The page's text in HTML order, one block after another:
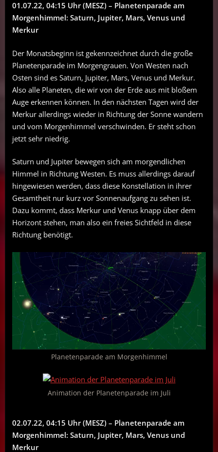
01.07.22, 04:15 Uhr (MESZ) – Planetenparade am
Morgenhimmel: Saturn, Jupiter, Mars, Venus und
Merkur
Der Monatsbeginn ist gekennzeichnet durch die große
Planetenparade im Morgengrauen. Von Westen nach
Osten sind es Saturn, Jupiter, Mars, Venus und Merkur.
Also alle Planeten, die wir von der Erde aus mit bloßem
Auge erkennen können. In den nächsten Tagen wird der
Merkur allerdings wieder in Richtung der Sonne wandern
und vom Morgenhimmel verschwinden. Er steht schon
jetzt sehr niedrig.
Saturn und Jupiter bewegen sich am morgendlichen
Himmel in Richtung Westen. Es muss allerdings darauf
hingewiesen werden, dass diese Konstellation in ihrer
Gesamtheit nur kurz vor Sonnenaufgang zu sehen ist.
Dazu kommt, dass Merkur und Venus knapp über dem
Horizont stehen, man also ein freies Sichtfeld in diese
Richtung benötigt.
Planetenparade am Morgenhimmel
Animation der Planetenparade im Juli
02.07.22, 04:15 Uhr (MESZ) – Planetenparade am
Morgenhimmel: Saturn, Jupiter, Mars, Venus und
Merkur